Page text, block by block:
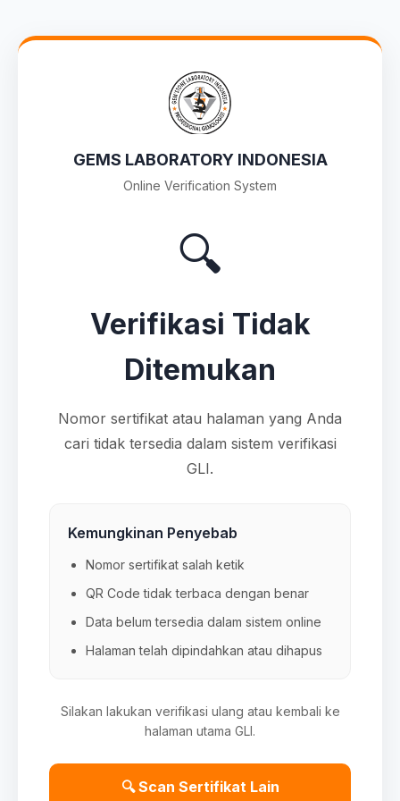
GEMS LABORATORY INDONESIA
Online Verification System
🔍
Verifikasi Tidak
Ditemukan
Nomor sertifikat atau halaman yang Anda
cari tidak tersedia dalam sistem verifikasi
GLI.
Kemungkinan Penyebab
Nomor sertifikat salah ketik
QR Code tidak terbaca dengan benar
Data belum tersedia dalam sistem online
Halaman telah dipindahkan atau dihapus
Silakan lakukan verifikasi ulang atau kembali ke
halaman utama GLI.
🔍 Scan Sertifikat Lain